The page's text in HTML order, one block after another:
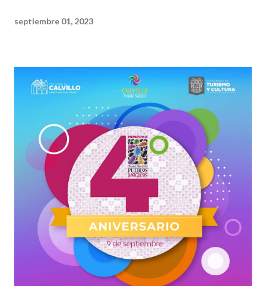
septiembre 01, 2023